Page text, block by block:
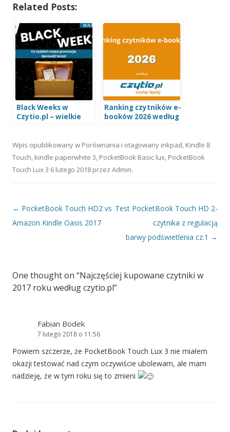
Related Posts:
Black Weeks w
Czytio.pl – wielkie
Ranking czytników e-
booków 2026 według
Wpis opublikowany w Porównania i otagowany inkpad, Kindle 8
Touch, kindle paperwhite 3, PocketBook Basic lux, PocketBook
Touch Lux 3 6 lutego 2018 przez Admin.
Nawigacja wpisu
← PocketBook Touch HD2 vs
Amazon Kindle Oasis 2017
Test PocketBook Touch HD 2-
czytnika z regulacją
barwy podświetlenia cz.1 →
One thought on “Najczęściej kupowane czytniki w
2017 roku według czytio.pl”
Fabian Bodek
7 lutego 2018 o 11:56
Powiem szczerze, że PocketBook Touch Lux 3 nie miałem
okazji testować nad czym oczywiście ubolewam, ale mam
nadzieję, że w tym roku się to zmieni